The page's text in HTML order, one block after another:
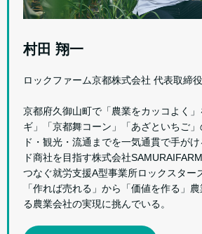
村田 翔一
ロックファーム京都株式会社 代表取締役
京都府久御山町で「農業をカッコよく
ギ」「京都舞コーン」「あざといちご
ド・観光・流通までを一気通貫で手が
ド商社を目指す株式会社
つなぐ就労支援A型事業所ロックスター
「作れば売れる」から「価値を作る」
る農業会社の実現に挑んでいる。